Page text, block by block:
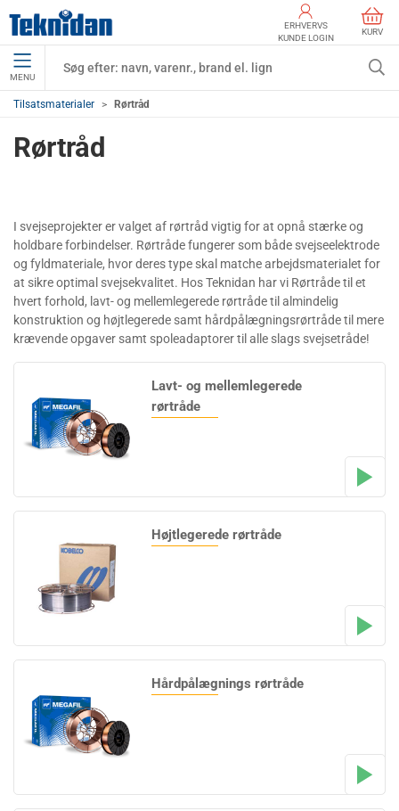
ERHVERVS
KUNDE LOGIN
KURV
MENU
Tilsatsmaterialer Rørtråd
Rørtråd
I svejseprojekter er valget af rørtråd vigtig for at opnå stærke og
holdbare forbindelser. Rørtråde fungerer som både svejseelektrode
og fyldmateriale, hvor deres type skal matche arbejdsmaterialet for
at sikre optimal svejsekvalitet. Hos Teknidan har vi Rørtråde til et
hvert forhold, lavt- og mellemlegerede rørtråde til almindelig
konstruktion og højtlegerede samt hårdpålægningsrørtråde til mere
krævende opgaver samt spoleadaptorer til alle slags svejsetråde!
Lavt- og mellemlegerede
rørtråde
Højtlegerede rørtråde
Hårdpålægnings rørtråde